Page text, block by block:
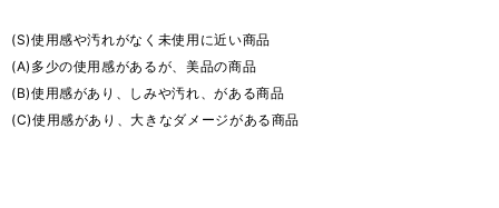
(S)使用感や汚れがなく未使用に近い商品
(A)多少の使用感があるが、美品の商品
(B)使用感があり、しみや汚れ、がある商品
(C)使用感があり、大きなダメージがある商品